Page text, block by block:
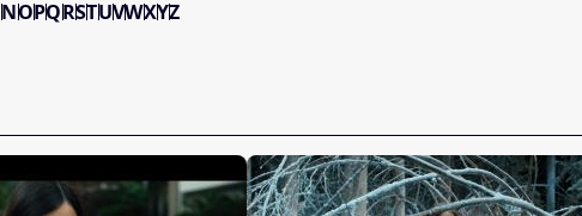
NOPQRSTUVWXYZ